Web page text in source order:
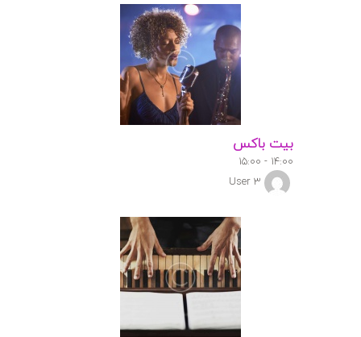
بیت باکس
۱۴:۰۰ - ۱۵:۰۰
User 3